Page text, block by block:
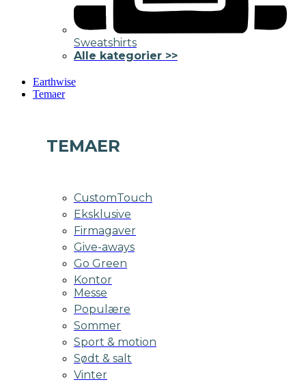
Sweatshirts
Alle kategorier >>
Earthwise
Temaer
TEMAER
CustomTouch
Eksklusive
Firmagaver
Give-aways
Go Green
Kontor
Messe
Populære
Sommer
Sport & motion
Sødt & salt
Vinter